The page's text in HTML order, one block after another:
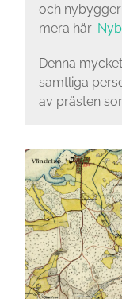
och
mera här:
Denna
samtliga
av prästen